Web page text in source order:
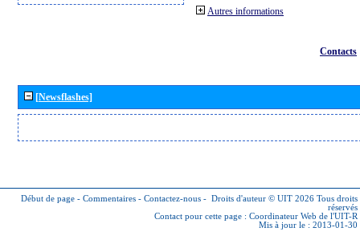
Autres informations
Contacts
[Newsflashes]
Début de page - Commentaires - Contactez-nous - Droits d'auteur © UIT 2026 Tous droits
réservés
Contact pour cette page : Coordinateur Web de l'UIT-R
Mis à jour le : 2013-01-30